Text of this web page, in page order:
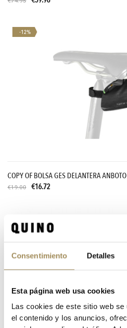
Consentimiento Detalles
Esta página web usa cookies
Las cookies de este sitio web
el contenido y los anuncios,
-12%
COPY OF BOLSA GES DELANTERA
€19.00 €16.72